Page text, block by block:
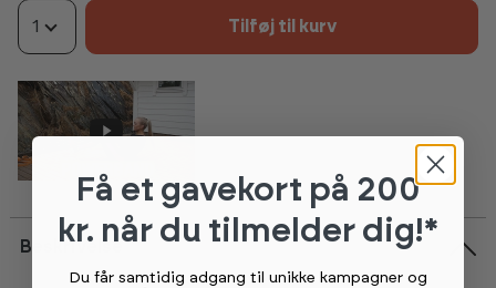
1 Tilføj til kurv
Beskrivelse
Få et gavekort på 200
kr. når du tilmelder dig!*
Du får samtidig adgang til unikke kampagner og